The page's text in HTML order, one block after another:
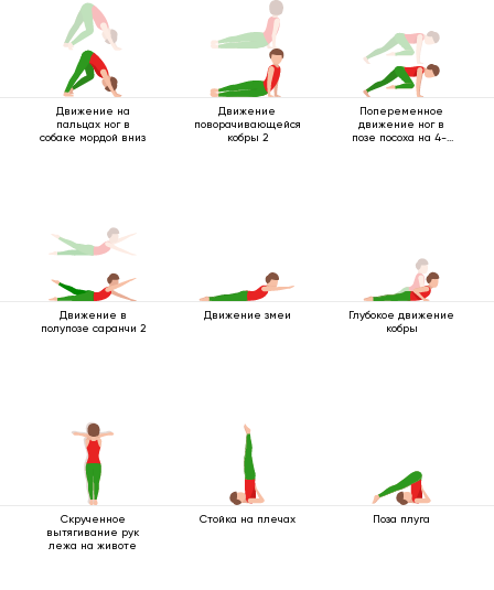
Движение на
пальцах ног в
собаке мордой вниз
Движение
поворачивающейся
кобры 2
Попеременное
движение ног в
позе посоха на 4-х
Движение в
полупозе саранчи 2
Движение змеи
Глубокое движение
кобры
Скрученное
вытягивание рук
лежа на животе
Стойка на плечах Поза плуга